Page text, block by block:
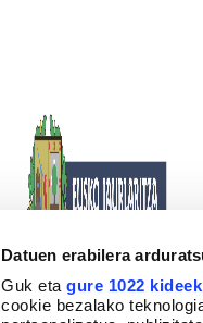
Datuen erabilera
Guk etagure 1022 kideek
cookie bezalako